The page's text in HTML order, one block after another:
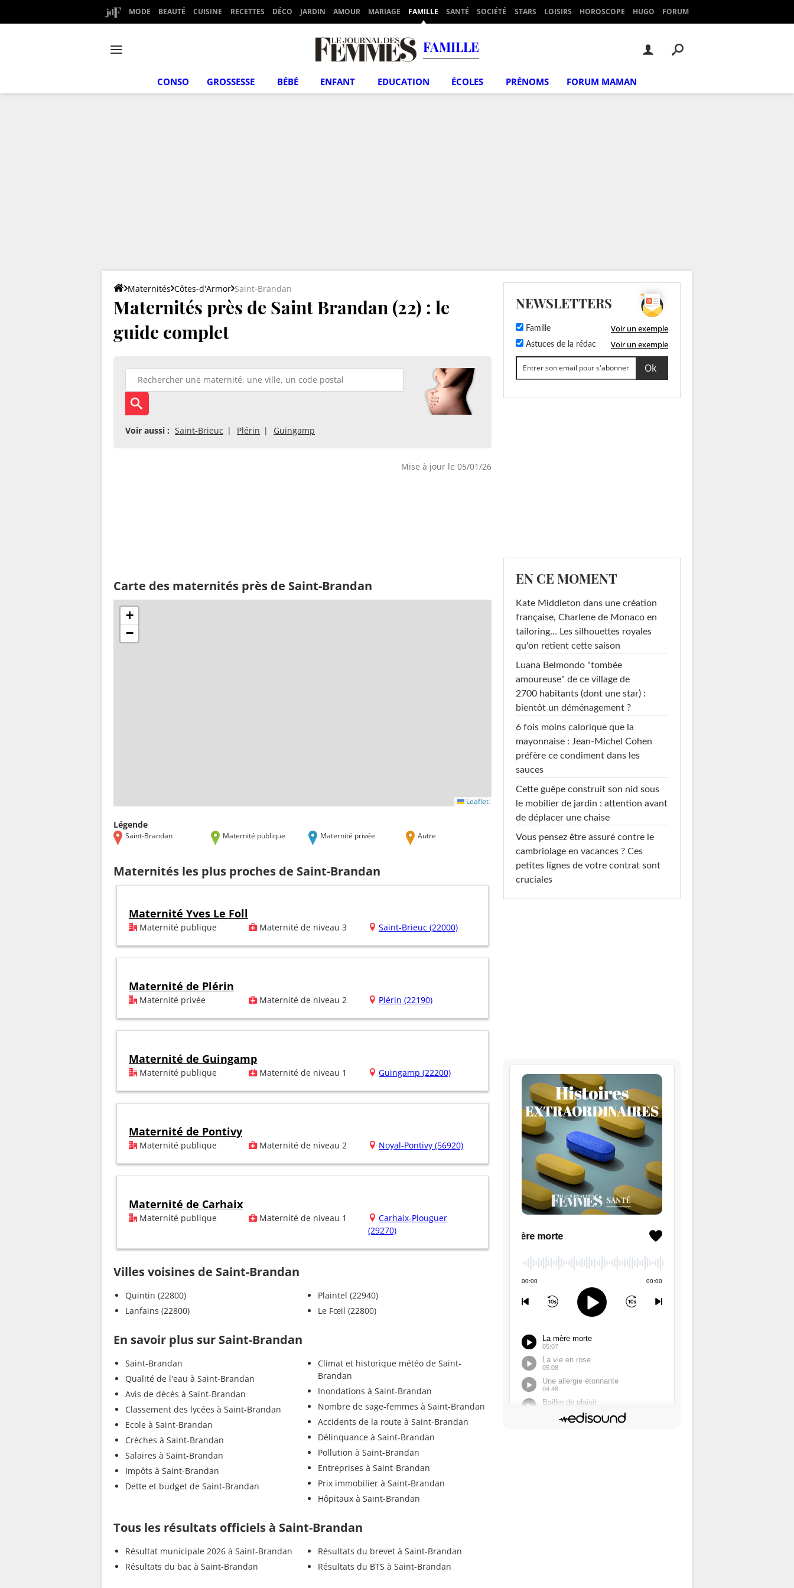
MODE BEAUTÉ CUISINE RECETTES DÉCO JARDIN AMOUR MARIAGE FAMILLE SANTÉ SOCIÉTÉ STARS LOISIRS HOROSCOPE HUGO FORUM
FAMILLE
CONSO GROSSESSE BÉBÉ ENFANT EDUCATION ÉCOLES PRÉNOMS FORUM MAMAN
Maternités Côtes-d'Armor Saint-Brandan
Maternités près de Saint Brandan (22) : le
guide complet
Voir aussi : Saint-Brieuc Plérin Guingamp
Mise à jour le 05/01/26
Carte des maternités près de Saint-Brandan
+
−
Leaflet
Légende
Saint-Brandan Maternité publique Maternité privée Autre
Maternités les plus proches de Saint-Brandan
Maternité Yves Le Foll
Maternité publique Maternité de niveau 3 Saint-Brieuc (22000)
Maternité de Plérin
Maternité privée Maternité de niveau 2 Plérin (22190)
Maternité de Guingamp
Maternité publique Maternité de niveau 1 Guingamp (22200)
Maternité de Pontivy
Maternité publique Maternité de niveau 2 Noyal-Pontivy (56920)
Maternité de Carhaix
Maternité publique Maternité de niveau 1
Carhaix-Plouguer
(29270)
Villes voisines de Saint-Brandan
Quintin (22800)
Lanfains (22800)
Plaintel (22940)
Le Fœil (22800)
En savoir plus sur Saint-Brandan
Saint-Brandan
Qualité de l'eau à Saint-Brandan
Avis de décès à Saint-Brandan
Classement des lycées à Saint-Brandan
Ecole à Saint-Brandan
Crèches à Saint-Brandan
Salaires à Saint-Brandan
Impôts à Saint-Brandan
Dette et budget de Saint-Brandan
Climat et historique météo de Saint-
Brandan
Inondations à Saint-Brandan
Nombre de sage-femmes à Saint-Brandan
Accidents de la route à Saint-Brandan
Délinquance à Saint-Brandan
Pollution à Saint-Brandan
Entreprises à Saint-Brandan
Prix immobilier à Saint-Brandan
Hôpitaux à Saint-Brandan
Tous les résultats officiels à Saint-Brandan
Résultat municipale 2026 à Saint-Brandan
Résultats du bac à Saint-Brandan
Résultats du brevet à Saint-Brandan
Résultats du BTS à Saint-Brandan
NEWSLETTERS
Famille Voir un exemple
Astuces de la rédac Voir un exemple
EN CE MOMENT
Kate Middleton dans une création
française, Charlene de Monaco en
tailoring… Les silhouettes royales
qu'on retient cette saison
Luana Belmondo "tombée
amoureuse" de ce village de
2700 habitants (dont une star) :
bientôt un déménagement ?
6 fois moins calorique que la
mayonnaise : Jean-Michel Cohen
préfère ce condiment dans les
sauces
Cette guêpe construit son nid sous
le mobilier de jardin : attention avant
de déplacer une chaise
Vous pensez être assuré contre le
cambriolage en vacances ? Ces
petites lignes de votre contrat sont
cruciales